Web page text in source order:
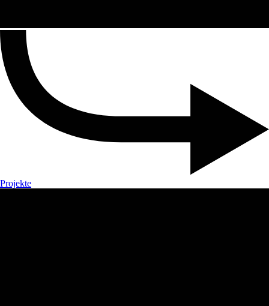
Projekte